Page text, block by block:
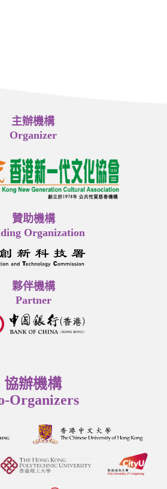
主辦機構
Organizer
贊助機構
Organization
夥伴機構
Partner
協辦機構
Organizers